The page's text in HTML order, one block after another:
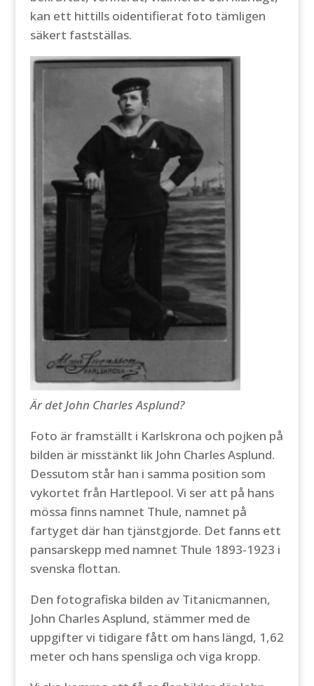
kan ett hittills oidentifierat foto tämligen
säkert fastställas.
Är det John Charles Asplund?
Foto är framställt i Karlskrona och pojken på
bilden är misstänkt lik John Charles Asplund.
Dessutom står han i samma position som
vykortet från Hartlepool. Vi ser att på hans
mössa finns namnet Thule, namnet på
fartyget där han tjänstgjorde. Det fanns ett
pansarskepp med namnet Thule 1893-1923 i
svenska flottan.
Den fotografiska bilden av Titanicmannen,
John Charles Asplund, stämmer med de
uppgifter vi tidigare fått om hans längd, 1,62
meter och hans spensliga och viga kropp.